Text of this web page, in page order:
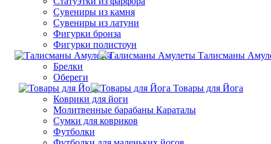
Сувениры из камня
Сувениры из латуни
Фигурки бронза
Фигурки полистоун
Талисманы
Брелки
Обереги
Товары для Йога
Коврики для йоги
Молитвенные барабаны Караталы
Сумки для ковриков
Футболки